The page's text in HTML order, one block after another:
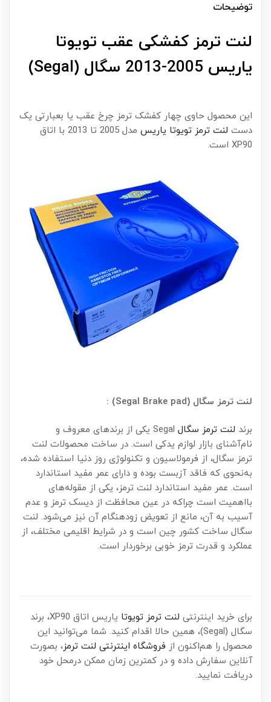
توضیحات
لنت ترمز کفشکی عقب تویوتا
یاریس 2005-2013 سگال (Segal)
این محصول حاوی چهار کفشک ترمز چرخ عقب یا بعبارتی یک
دست لنت ترمز تویوتا یاریس
مدل 2005 تا 2013 با اتاق
XP90 است.
لنت ترمز سگال (Segal Brake pad) :
برند لنت ترمز سگال
Segal یکی از برندهای معروف و
نام‌آشنای بازار لوازم یدکی است. در ساخت محصولات لنت
ترمز سگال، از فرمولاسیون و تکنولوژی روز دنیا استفاده شده،
به‌نحوی که فاقد آزبست بوده و دارای عمر مفید استاندارد
است. عمر مفید استاندارد لنت ترمز، یکی از مقوله‌های
بااهمیت است چراکه در عین محافظت از دیسک ترمز و عدم
آسیب به آن، مانع از تعویض زودهنگام آن نیز می‌شود. لنت
سگال ساخت کشور چین است و در شرایط اقلیمی مختلف، از
عملکرد و قدرت ترمز خوبی برخوردار است.
برای خرید اینترنتی لنت ترمز تویوتا
یاریس اتاق XP90، برند
سگال (Segal)، همین حالا اقدام کنید. شما می‌توانید این
محصول را هم‌اکنون از فروشگاه اینترنتی لنت ترمز، بصورت
آنلاین سفارش داده و در کمترین زمان ممکن درمحل خود
دریافت نمایید.